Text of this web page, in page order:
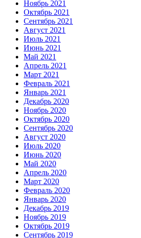
Ноябрь 2021
Октябрь 2021
Сентябрь 2021
Август 2021
Июль 2021
Июнь 2021
Май 2021
Апрель 2021
Март 2021
Февраль 2021
Январь 2021
Декабрь 2020
Ноябрь 2020
Октябрь 2020
Сентябрь 2020
Август 2020
Июль 2020
Июнь 2020
Май 2020
Апрель 2020
Март 2020
Февраль 2020
Январь 2020
Декабрь 2019
Ноябрь 2019
Октябрь 2019
Сентябрь 2019